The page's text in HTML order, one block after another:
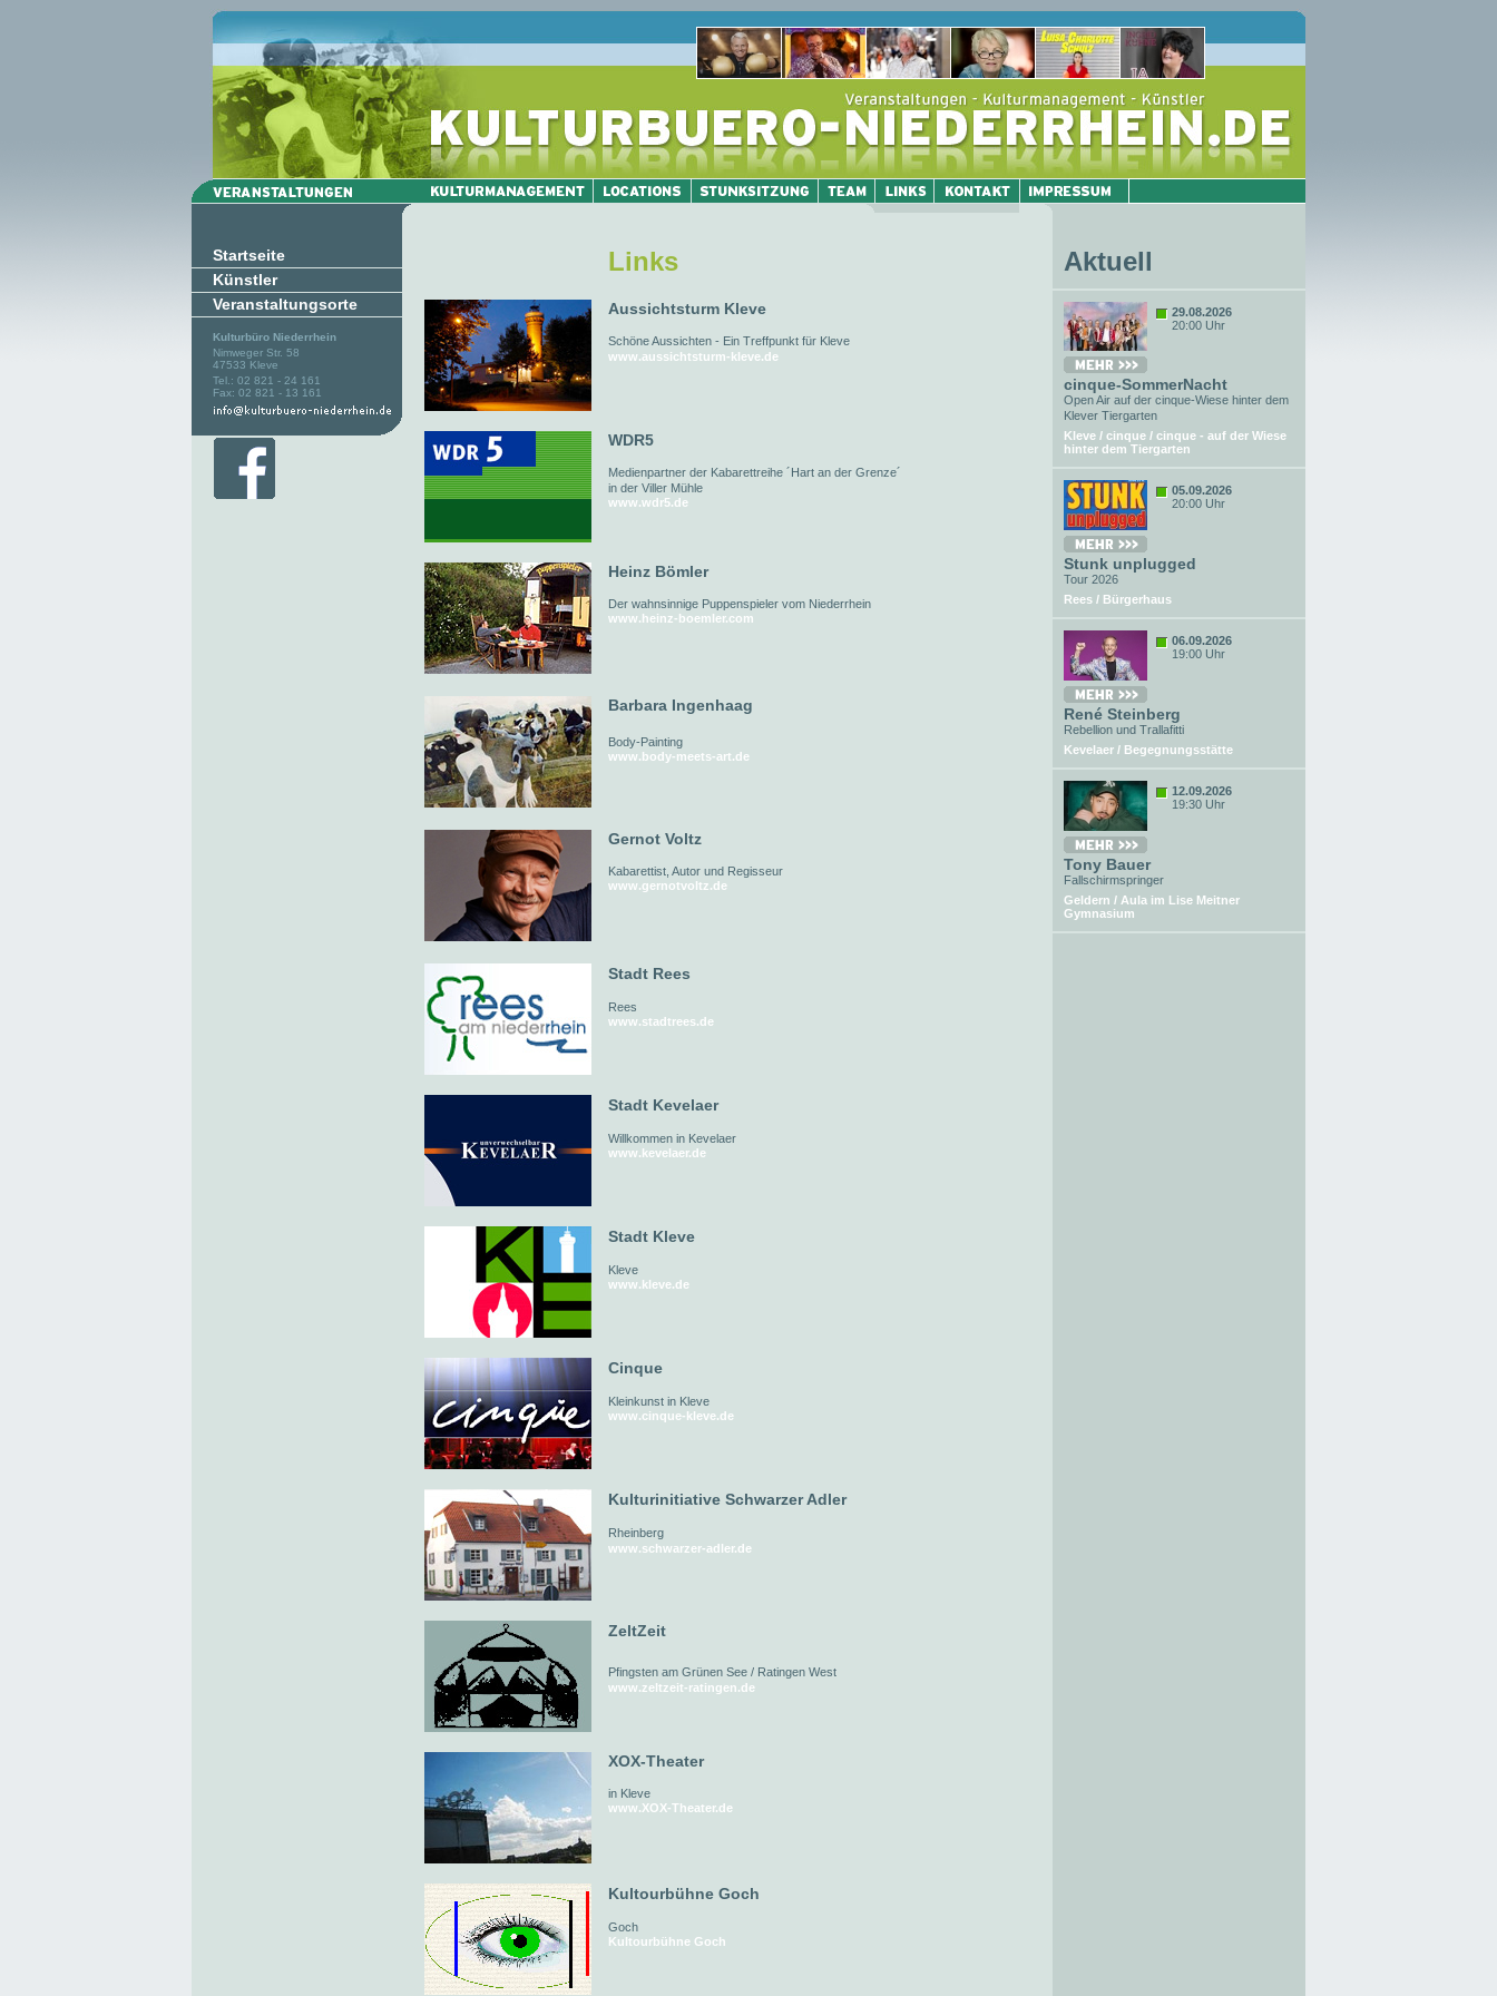
Startseite
Künstler
Veranstaltungsorte
Kulturbüro Niederrhein
Nimweger Str. 58
47533 Kleve
Tel.: 02 821 - 24 161
Fax: 02 821 - 13 161
Links
Aussichtsturm Kleve
Schöne Aussichten - Ein Treffpunkt für Kleve
www.aussichtsturm-kleve.de
WDR5
Medienpartner der Kabarettreihe ´Hart an der Grenze´
in der Viller Mühle
www.wdr5.de
Heinz Bömler
Der wahnsinnige Puppenspieler vom Niederrhein
www.heinz-boemler.com
Barbara Ingenhaag
Body-Painting
www.body-meets-art.de
Gernot Voltz
Kabarettist, Autor und Regisseur
www.gernotvoltz.de
Stadt Rees
Rees
www.stadtrees.de
Stadt Kevelaer
Willkommen in Kevelaer
www.kevelaer.de
Stadt Kleve
Kleve
www.kleve.de
Cinque
Kleinkunst in Kleve
www.cinque-kleve.de
Kulturinitiative Schwarzer Adler
Rheinberg
www.schwarzer-adler.de
ZeltZeit
Pfingsten am Grünen See / Ratingen West
www.zeltzeit-ratingen.de
XOX-Theater
in Kleve
www.XOX-Theater.de
Kultourbühne Goch
Goch
Kultourbühne Goch
Aktuell
29.08.2026
20:00 Uhr
cinque-SommerNacht
Open Air auf der cinque-Wiese hinter dem
Klever Tiergarten
Kleve / cinque / cinque - auf der Wiese
hinter dem Tiergarten
05.09.2026
20:00 Uhr
Stunk unplugged
Tour 2026
Rees / Bürgerhaus
06.09.2026
19:00 Uhr
René Steinberg
Rebellion und Trallafitti
Kevelaer / Begegnungsstätte
12.09.2026
19:30 Uhr
Tony Bauer
Fallschirmspringer
Geldern / Aula im Lise Meitner
Gymnasium